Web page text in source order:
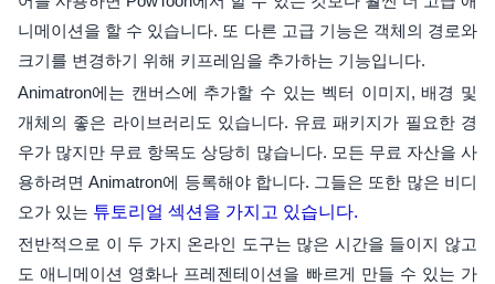
니메이션을 할 수 있습니다. 또 다른 고급 기능은 객체의 경로와
크기를 변경하기 위해 키프레임을 추가하는 기능입니다.
Animatron에는 캔버스에 추가할 수 있는 벡터 이미지, 배경 및
개체의 좋은 라이브러리도 있습니다. 유료 패키지가 필요한 경
우가 많지만 무료 항목도 상당히 많습니다. 모든 무료 자산을 사
용하려면 Animatron에 등록해야 합니다. 그들은 또한 많은 비디
오가 있는 튜토리얼 섹션을 가지고 있습니다.
전반적으로 이 두 가지 온라인 도구는 많은 시간을 들이지 않고
도 애니메이션 영화나 프레젠테이션을 빠르게 만들 수 있는 가